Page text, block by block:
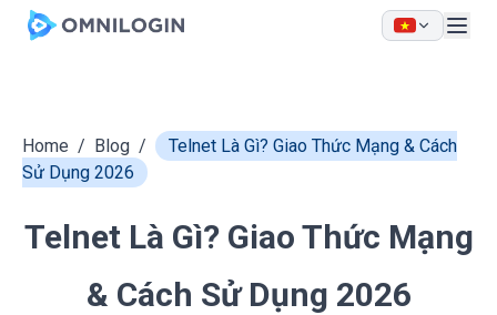
Skip to main content
Home / Blog /
Telnet Là Gì? Giao Thức Mạng & Cách
Sử Dụng 2026
Telnet Là Gì? Giao Thức Mạng
& Cách Sử Dụng 2026